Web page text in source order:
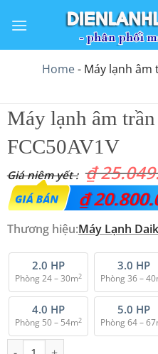
qua
Home- Máy lạnh âm
Máy lạnh âm
FCC50AV1V
₫
Giá
gốc
₫ 25.049.000.
₫
Thương hiệu:Máy Lạnh
2.0 HP
Phòng 24 – 30m2
3.0 HP
Phòng 36 –
4.0 HP
Phòng 50 – 54m2
5.0 HP
Phòng 64 –
Máy lạnh âm trần Daikin